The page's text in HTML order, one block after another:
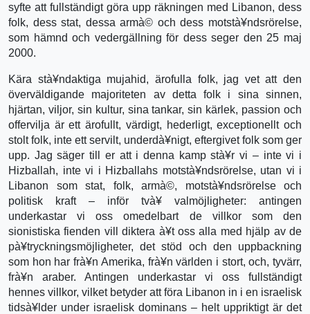
syfte att fullständigt göra upp räkningen med Libanon, dess
folk, dess stat, dessa armà© och dess motstà¥ndsrörelse,
som hämnd och vedergällning för dess seger den 25 maj
2000.
Kära stà¥ndaktiga mujahid, ärofulla folk, jag vet att den
överväldigande majoriteten av detta folk i sina sinnen,
hjärtan, viljor, sin kultur, sina tankar, sin kärlek, passion och
offervilja är ett ärofullt, värdigt, hederligt, exceptionellt och
stolt folk, inte ett servilt, underdà¥nigt, eftergivet folk som ger
upp. Jag säger till er att i denna kamp stà¥r vi – inte vi i
Hizballah, inte vi i Hizballahs motstà¥ndsrörelse, utan vi i
Libanon som stat, folk, armà©, motstà¥ndsrörelse och
politisk kraft – inför tvà¥ valmöjligheter: antingen
underkastar vi oss omedelbart de villkor som den
sionistiska fienden vill diktera à¥t oss alla med hjälp av de
pà¥tryckningsmöjligheter, det stöd och den uppbackning
som hon har frà¥n Amerika, frà¥n världen i stort, och, tyvärr,
frà¥n araber. Antingen underkastar vi oss fullständigt
hennes villkor, vilket betyder att föra Libanon in i en israelisk
tidsà¥lder under israelisk dominans – helt uppriktigt är det